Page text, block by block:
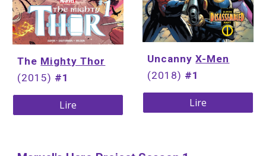
The Mighty Thor
(2015) #1
Lire
Uncanny X-Men
(2018) #1
Lire